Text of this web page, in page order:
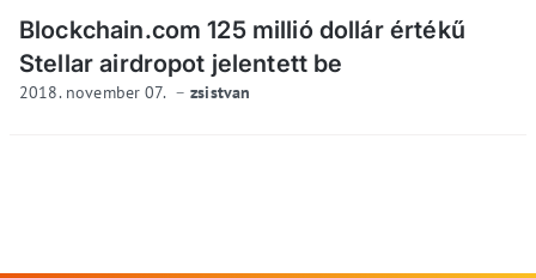
Blockchain.com 125 millió dollár értékű
Stellar airdropot jelentett be
2018. november 07. zsistvan